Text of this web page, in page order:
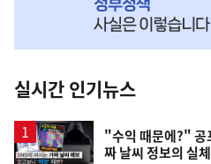
뉴
스
실시간 인기뉴스
영
상
"수익 때문에?" 공
짜 날씨 정보의 실체